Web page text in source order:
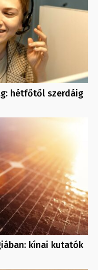
hétfőtől szerdáig
kínai kutatók